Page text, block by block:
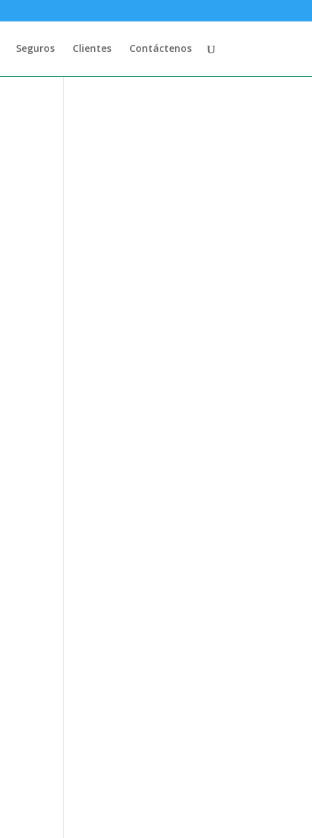
Seguros Clientes Contáctenos